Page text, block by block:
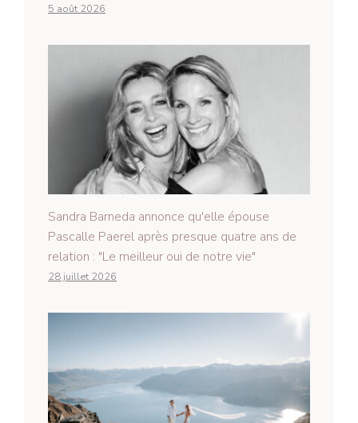
5 août 2026
Sandra Barneda annonce qu'elle épouse
Pascalle Paerel après presque quatre ans de
relation : "Le meilleur oui de notre vie"
28 juillet 2026